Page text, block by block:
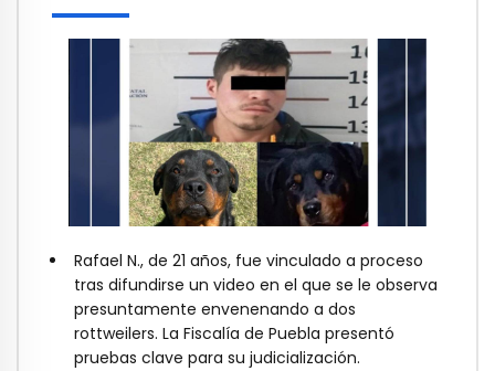
Rafael N., de 21 años, fue vinculado a proceso
tras difundirse un video en el que se le observa
presuntamente envenenando a dos
rottweilers. La Fiscalía de Puebla presentó
pruebas clave para su judicialización.